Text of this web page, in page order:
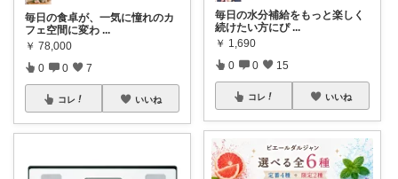
毎日の食卓が、一気に憧れのカ
フェ空間に変わ ...
￥ 78,000
0 0 7
コレ いいね
毎日の水分補給をもっと楽しく
続けたい方にぴ ...
￥ 1,690
0 0 15
コレ いいね